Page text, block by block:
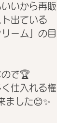
いから再
出ている
ーム」の
で🏆
仕入れる
ました😊✨